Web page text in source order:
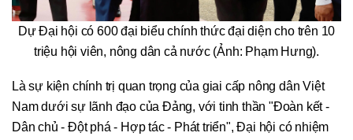
Dự Đại hội có 600 đại biểu chính thức đại diện cho trên 10
triệu hội viên, nông dân cả nước (Ảnh: Phạm Hưng).
Là sự kiện chính trị quan trọng của giai cấp nông dân Việt
Nam dưới sự lãnh đạo của Đảng, với tinh thần "Đoàn kết -
Dân chủ - Đột phá - Hợp tác - Phát triển", Đại hội có nhiệm